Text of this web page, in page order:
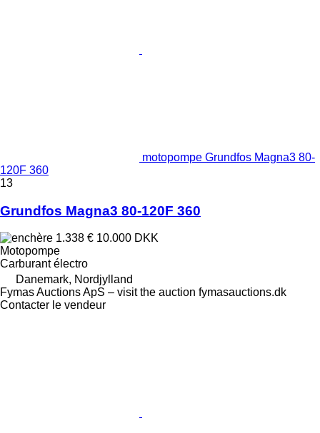
motopompe Grundfos Magna3 80-
120F 360
13
Grundfos Magna3 80-120F 360
1.338 € 10.000 DKK
Motopompe
Carburant électro
Danemark, Nordjylland
Fymas Auctions ApS – visit the auction fymasauctions.dk
Contacter le vendeur